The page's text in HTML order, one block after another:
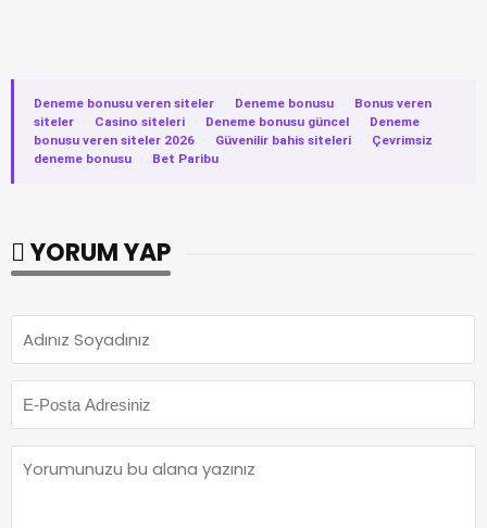
Deneme bonusu veren siteler · Deneme bonusu ·
Bonus veren
siteler
· Casino siteleri · Deneme bonusu güncel ·
Deneme
bonusu veren siteler 2026
· Güvenilir bahis siteleri ·
Çevrimsiz
deneme bonusu
· Bet Paribu
YORUM YAP